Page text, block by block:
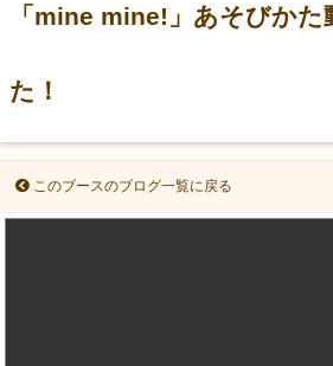
「mine mine!」あそびかた
た！
このブースのブログ一覧に戻る